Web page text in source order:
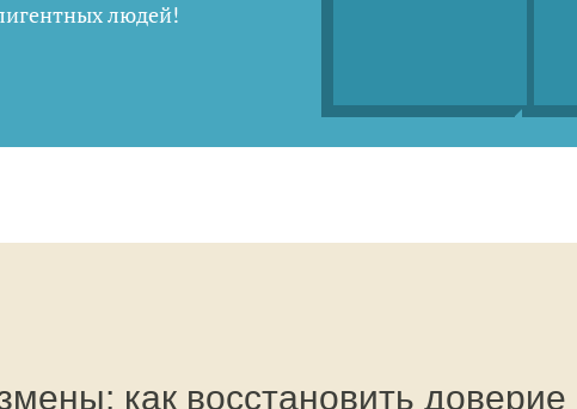
людей!
как восстановить доверие